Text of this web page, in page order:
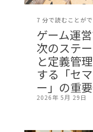
7 分で読むことがで
ゲーム運
次のステ
と定義管
する「セ
ー」の重
2026年 5月 29日